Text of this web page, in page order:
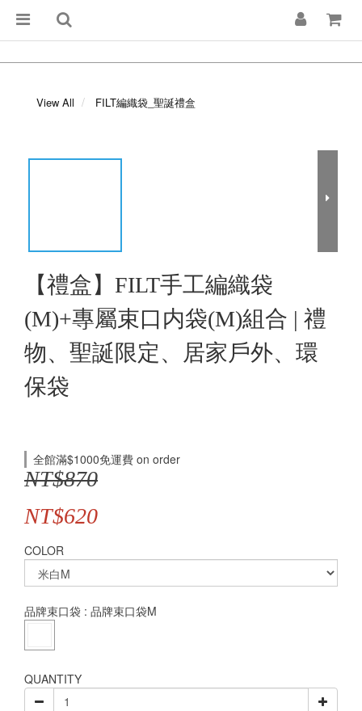
View All FILT編織袋_聖誕禮盒
【禮盒】FILT手工編織袋
(M)+專屬束口内袋(M)組合 | 禮
物、聖誕限定、居家戶外、環
保袋
全館滿$1000免運費 on order
NT$870
NT$620
COLOR
品牌束口袋 : 品牌束口袋M
QUANTITY